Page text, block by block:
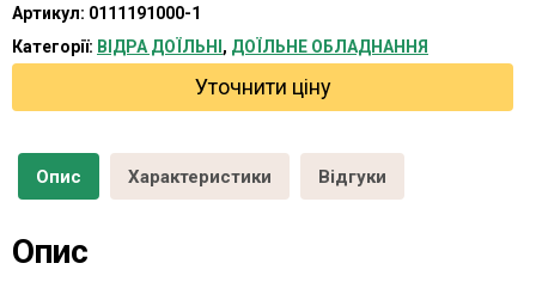
Артикул: 0111191000-1
Категорії: ВІДРА ДОЇЛЬНІ , ДОЇЛЬНЕ ОБЛАДНАННЯ
Уточнити ціну
Опис Характеристики Відгуки
Опис